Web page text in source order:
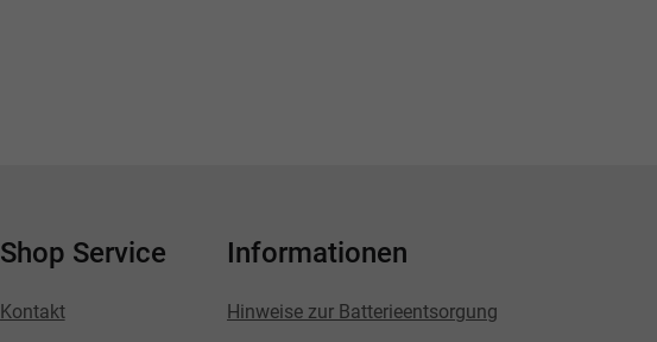
Shop Service
Kontakt
Informationen
Hinweise zur Batterieentsorgung